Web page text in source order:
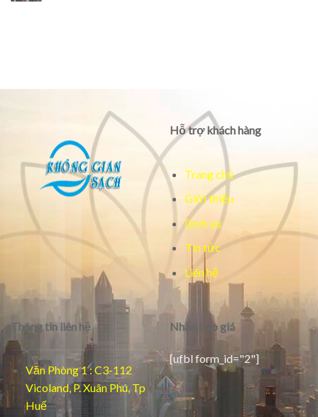
Hỗ trợ khách hàng
Trang chủ
Giới thiệu
Dịch vụ
Tin tức
Liên hệ
Thông tin liên hệ
Văn Phòng 1 : C3-112
Vicoland, P. Xuân Phú, Tp
Huế
Nhận báo giá
[ufbl form_id="2"]